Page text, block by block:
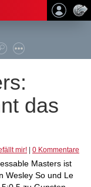
das
mir! 0 Kommentare
Masters ist
Wesley So und Le